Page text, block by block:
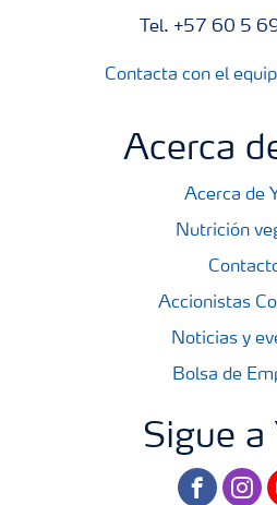
Tel. +57 60 5
Contacta con el
Acerca
Acerca de
Nutrición
Accionistas
Noticias y
Bolsa de
Sigue a
facebook